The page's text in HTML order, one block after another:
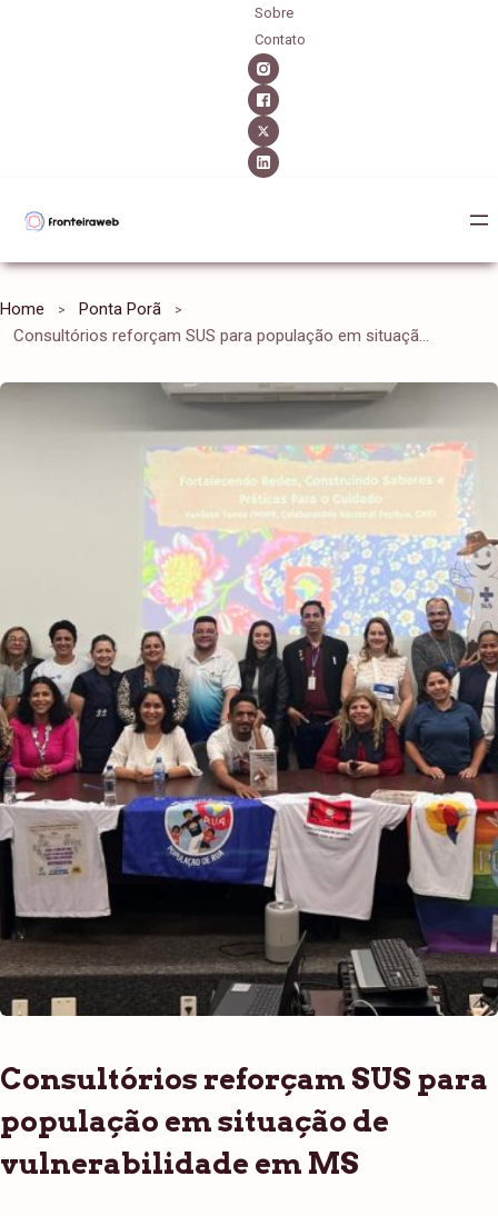
Sobre
Contato
Home
Ponta Porã
Consultórios reforçam SUS para população em situação de vulnerabilidade em MS
Consultórios reforçam SUS para
população em situação de
vulnerabilidade em MS